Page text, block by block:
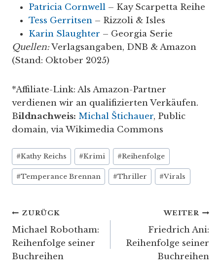
Patricia Cornwell – Kay Scarpetta Reihe
Tess Gerritsen – Rizzoli & Isles
Karin Slaughter – Georgia Serie
Quellen:Verlagsangaben, DNB & Amazon
(Stand: Oktober 2025)
*Affiliate-Link: Als Amazon-Partner
verdienen wir an qualifizierten Verkäufen.
Bildnachweis: Michal Štichauer, Public
domain, via Wikimedia Commons
Schlagworte:
#Kathy Reichs #Krimi #Reihenfolge
#Temperance Brennan #Thriller #Virals
Beitragsnavigation
ZURÜCK
Michael Robotham:
Reihenfolge seiner
Buchreihen
WEITER
Friedrich Ani:
Reihenfolge seiner
Buchreihen